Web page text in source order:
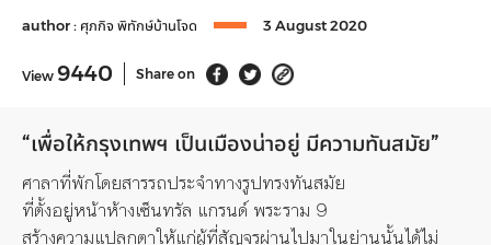
author : ศุภกิจ พิทักษ์บ้านโจด 3 August 2020
View 9440 Share on
“เพื่อให้กรุงเทพฯ เป็นเมืองน่าอยู่ มีความทันสมัย”
ศาลาที่พักโดยสารรถประจำทางรูปทรงทันสมัย
ที่ตั้งอยู่หน้าห้างเซ็นทรัล แกรนด์ พระราม 9
สร้างความแปลกตาให้แก่ผู้ที่สัญจรผ่านไปมาในย่านนั้นได้ไม่